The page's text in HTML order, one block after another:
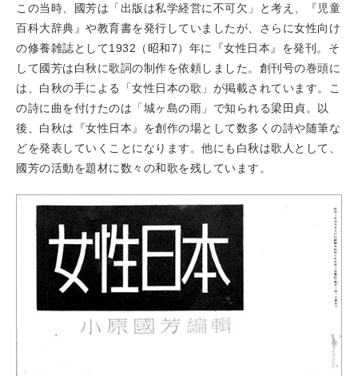
この当時、國芳は「出版は私学経営に不可欠」と考え、『児童
百科大辞典』や教育書を発行していましたが、さらに女性向け
の修養雑誌として1932（昭和7）年に『女性日本』を発刊。そ
して國芳は白秋に歌詞の制作を依頼しました。創刊号の巻頭に
は、白秋の手による「女性日本の歌」が掲載されています。こ
の詩に曲を付けたのは「城ヶ島の雨」で知られる梁田貞。以
後、白秋は『女性日本』を創作の場として数多くの詩や随筆な
どを発表していくことになります。他にも白秋は歌人として、
國芳の活動を題材に数々の和歌を残しています。